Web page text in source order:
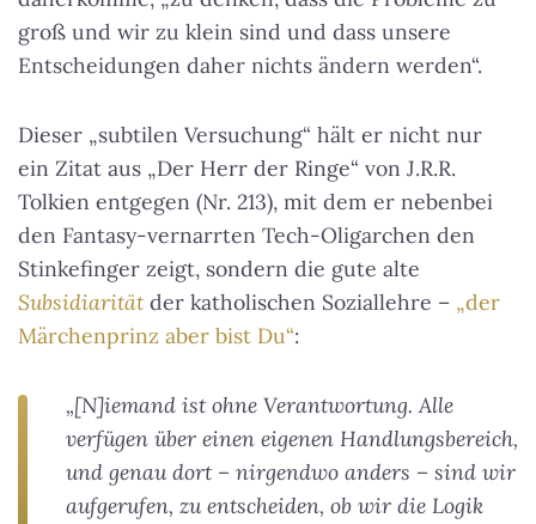
groß und wir zu klein sind und dass unsere
Entscheidungen daher nichts ändern werden“.
Dieser „subtilen Versuchung“ hält er nicht nur
ein Zitat aus „Der Herr der Ringe“ von J.R.R.
Tolkien entgegen (Nr. 213), mit dem er nebenbei
den Fantasy-vernarrten Tech-Oligarchen den
Stinkefinger zeigt, sondern die gute alte
Subsidiaritätder katholischen Soziallehre – „der
Märchenprinz aber bist Du“:
„[N]iemand ist ohne Verantwortung. Alle
verfügen über einen eigenen Handlungsbereich,
und genau dort – nirgendwo anders – sind wir
aufgerufen, zu entscheiden, ob wir die Logik